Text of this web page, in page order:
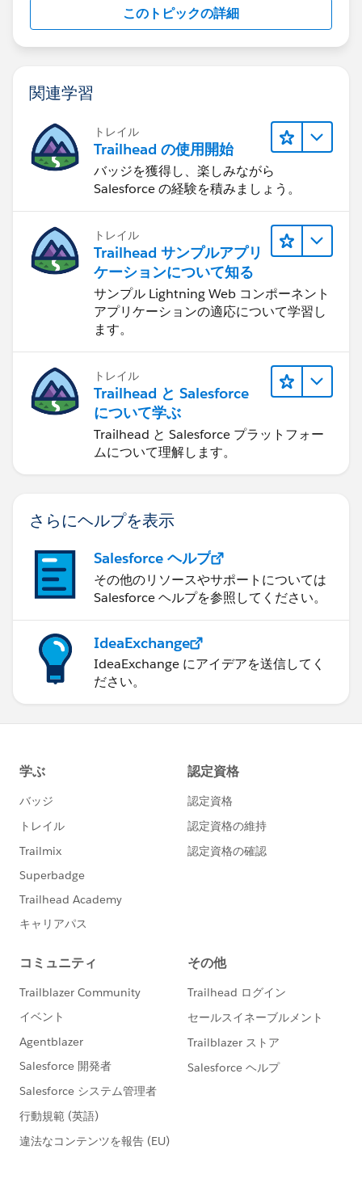
このトピックの詳細
関連学習
トレイル
Trailhead の使用開始
バッジを獲得し、楽しみながら
Salesforce の経験を積みましょう。
トレイル
Trailhead サンプルアプリ
ケーションについて知る
サンプル Lightning Web コンポーネント
アプリケーションの適応について学習し
ます。
トレイル
Trailhead と Salesforce
について学ぶ
Trailhead と Salesforce プラットフォー
ムについて理解します。
さらにヘルプを表示
Salesforce ヘルプ
その他のリソースやサポートについては
Salesforce ヘルプを参照してください。
IdeaExchange
IdeaExchange にアイデアを送信してく
ださい。